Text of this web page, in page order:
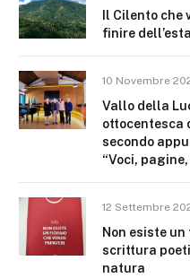
Il Cilento che
finire
10 Novembre
Vallo della
ottocentesca
secondo
“Voci,
12 Settembre
Non esiste
scrittura
natura